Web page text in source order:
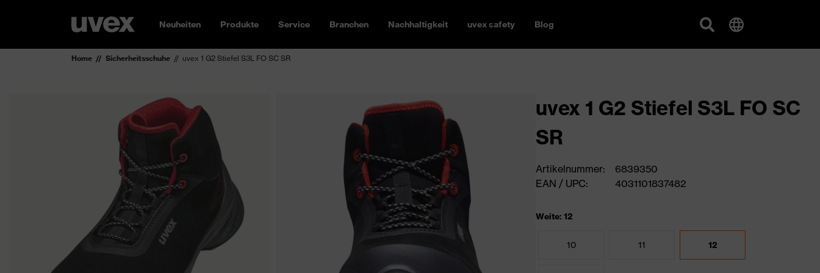
Neuheiten Produkte Service Branchen Nachhaltigkeit uvex safety Blog
Home Sicherheitsschuhe uvex 1 G2 Stiefel S3L FO SC SR
uvex 1 G2 Stiefel S3L FO SC
SR
Artikelnummer:
6839350
EAN / UPC:
4031101837482
Weite: 12
10 11 12